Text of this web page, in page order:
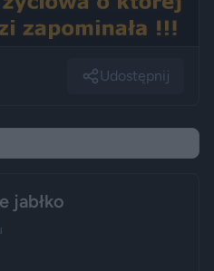
Udostępnij
jabłko